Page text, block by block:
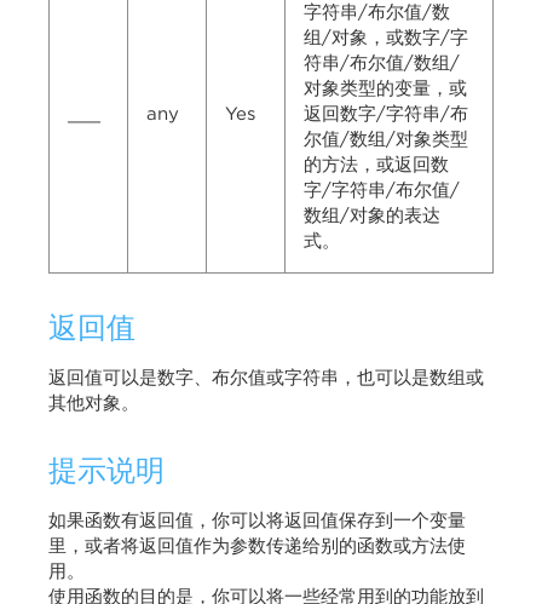
any Yes
字符串/布尔值/数
组/对象，或数字/字
符串/布尔值/数组/
对象类型的变量，或
返回数字/字符串/布
尔值/数组/对象类型
的方法，或返回数
字/字符串/布尔值/
数组/对象的表达
式。
返回值
返回值可以是数字、布尔值或字符串，也可以是数组或
其他对象。
提示说明
如果函数有返回值，你可以将返回值保存到一个变量
里，或者将返回值作为参数传递给别的函数或方法使
用。
使用函数的目的是，你可以将一些经常用到的功能放到